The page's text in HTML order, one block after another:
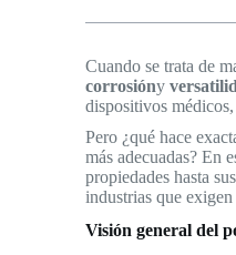
Cuando se trata de
corrosióny
dispositivos
Pero ¿qué hace
más adecuadas? En
propiedades hasta
industrias que
Visión general del